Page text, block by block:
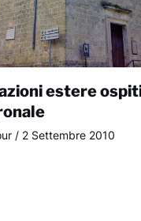
estere
/ 2 Settembre 2010